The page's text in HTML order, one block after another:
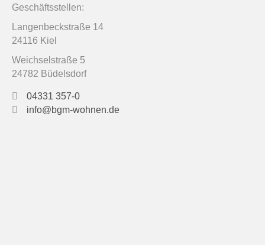
Geschäftsstellen:
Langenbeckstraße 14
24116 Kiel
Weichselstraße 5
24782 Büdelsdorf
04331 357-0
info@bgm-wohnen.de